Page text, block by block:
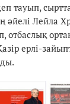
тауып,
әйелі Лейла
отбаслық
ерлі-